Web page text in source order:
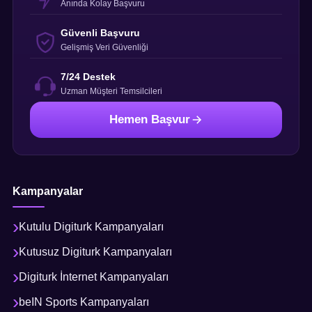
Anında Kolay Başvuru
Güvenli Başvuru
Gelişmiş Veri Güvenliği
7/24 Destek
Uzman Müşteri Temsilcileri
Hemen Başvur
Kampanyalar
Kutulu Digiturk Kampanyaları
Kutusuz Digiturk Kampanyaları
Digiturk İnternet Kampanyaları
beIN Sports Kampanyaları